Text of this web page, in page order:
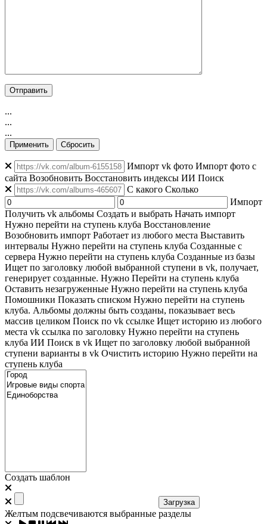
...
...
...
Применить Сбросить
Импорт vk фото Импорт фото с
сайта Возобновить Восстановить индексы ИИ Поиск
C какого Сколько
Импорт
Получить vk альбомы Создать и выбрать Начать импорт
Нужно перейти на ступень клуба Восстановление
Возобновить импорт Работает из любого места Выставить
интервалы Нужно перейти на ступень клуба Созданные с
сервера Нужно перейти на ступень клуба Созданные из базы
Ищет по заголовку любой выбранной ступени в vk, получает,
генерирует созданные. Нужно Перейти на ступень клуба
Оставить незагруженные Нужно перейти на ступень клуба
Помошники Показать списком Нужно перейти на ступень
клуба. Альбомы должны быть созданы, показывает весь
массив целиком Поиск по vk ссылке Ищет историю из любого
места vk ссылка по заголовку Нужно перейти на ступень
клуба ИИ Поиск в vk Ищет по заголовку любой выбранной
ступени варианты в vk Очистить историю Нужно перейти на
ступень клуба
Создать шаблон
Загрузка
Желтым подсвечиваются выбранные разделы